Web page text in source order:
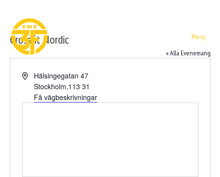
Meny
Crossfit Nordic
« Alla Evenemang
A
Hälsingegatan 47
Stockholm,113 31
Få vägbeskrivningar